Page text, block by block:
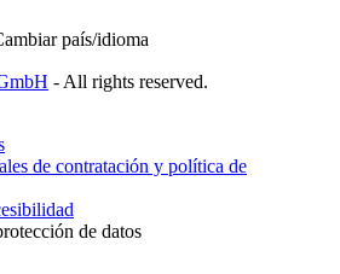
país/idioma
- All rights reserved.
de contratación y política de
de datos